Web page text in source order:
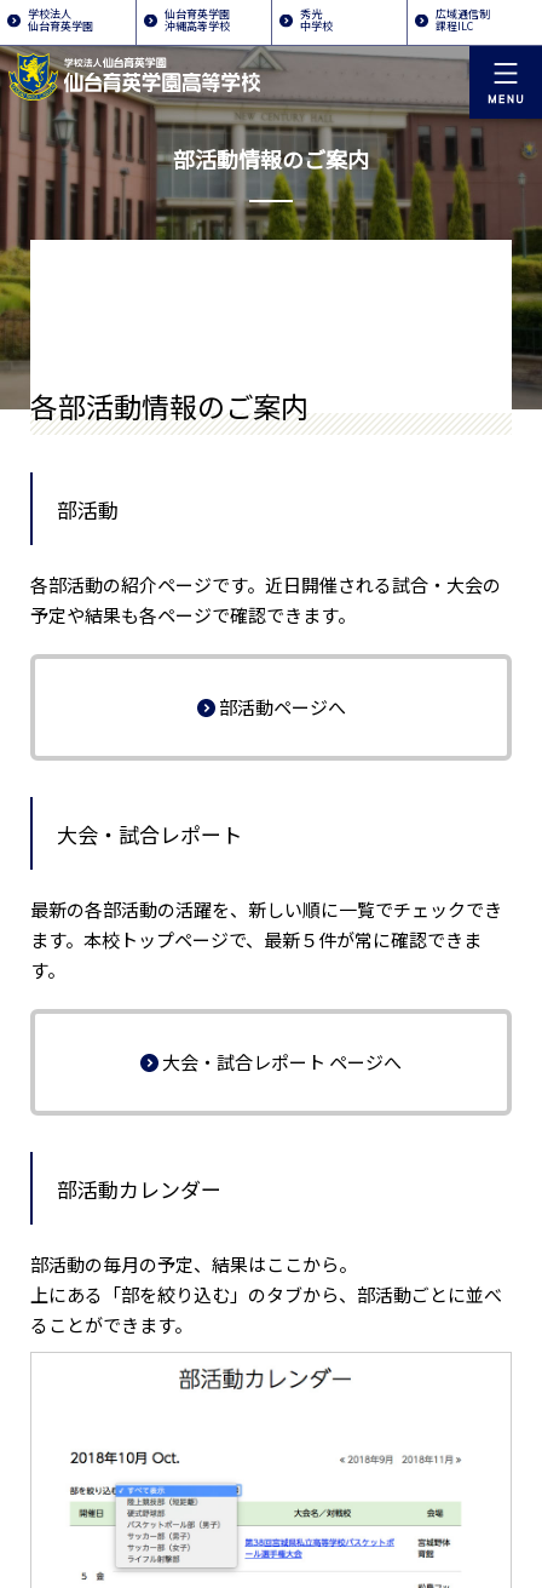
学校法人
仙台育英学園
仙台育英学園
沖縄高等学校
秀光
中学校
広域通信制
課程ILC
部活動情報のご案内
各部活動情報のご案内
部活動
各部活動の紹介ページです。近日開催される試合・大会の
予定や結果も各ページで確認できます。
部活動ページへ
大会・試合レポート
最新の各部活動の活躍を、新しい順に一覧でチェックでき
ます。本校トップページで、最新５件が常に確認できま
す。
大会・試合レポート ページへ
部活動カレンダー
部活動の毎月の予定、結果はここから。
上にある「部を絞り込む」のタブから、部活動ごとに並べ
ることができます。